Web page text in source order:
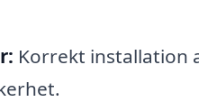
Korrekt installation